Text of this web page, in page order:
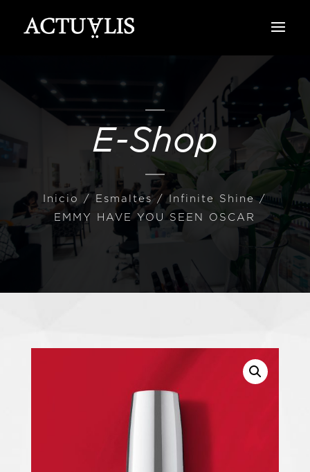
E-Shop
Inicio / Esmaltes /Infinite Shine/
EMMY HAVE YOU SEEN OSCAR